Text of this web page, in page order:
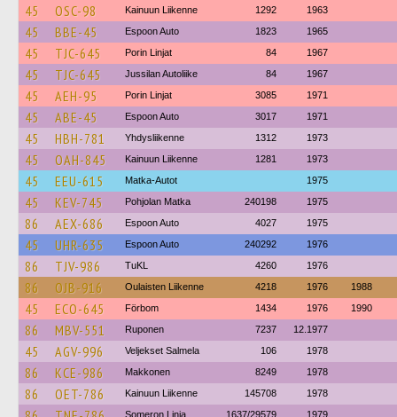
45 OSC-98 Kainuun Liikenne 1292 1963
45 BBE-45 Espoon Auto 1823 1965
45 TJC-645 Porin Linjat 84 1967
45 TJC-645 Jussilan Autoliike 84 1967
45 AEH-95 Porin Linjat 3085 1971
45 ABE-45 Espoon Auto 3017 1971
45 HBH-781 Yhdysliikenne 1312 1973
45 OAH-845 Kainuun Liikenne 1281 1973
45 EEU-615 Matka-Autot 1975
45 KEV-745 Pohjolan Matka 240198 1975
86 AEX-686 Espoon Auto 4027 1975
45 UHR-635 Espoon Auto 240292 1976
86 TJV-986 TuKL 4260 1976
86 OJB-916 Oulaisten Liikenne 4218 1976 1988
45 ECO-645 Förbom 1434 1976 1990
86 MBV-551 Ruponen 7237 12.1977
45 AGV-996 Veljekset Salmela 106 1978
86 KCE-986 Makkonen 8249 1978
86 OET-786 Kainuun Liikenne 145708 1978
Someron Linja 1637/29579 1979